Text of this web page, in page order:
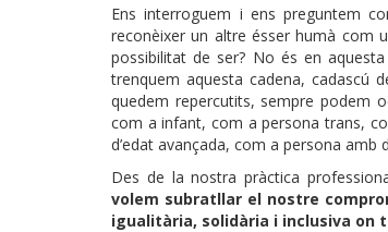
Ens interroguem i ens preguntem
reconèixer un altre ésser humà com
possibilitat de ser? No és en
trenquem aquesta cadena, cadascú
quedem repercutits, sempre podem
com a infant, com a persona trans,
d’edat avançada, com a persona amb
Des de la nostra pràctica
volem subratllar el nostre
igualitària, solidària i inclusiva on